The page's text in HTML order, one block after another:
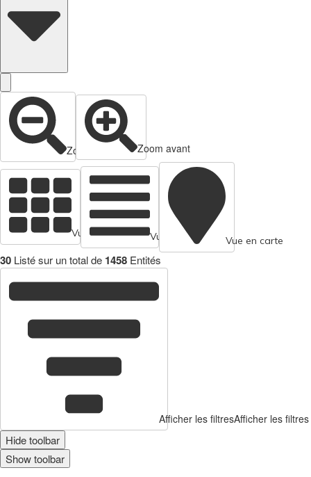
Zoom arrière Zoom avant
Vue en cartes Vue tabulaire Vue en carte
30 Listé sur un total de 1458 Entités
Afficher les filtresAfficher les filtres
Hide toolbar
Show toolbar